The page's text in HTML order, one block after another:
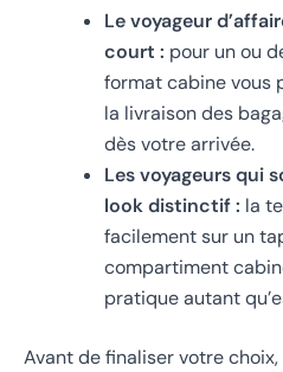
Le voyageur
court : pour un ou
format cabine vous
la livraison des
dès votre arrivée.
Les voyageurs qui
look distinctif : la
facilement sur un
compartiment
pratique autant
Avant de finaliser votre